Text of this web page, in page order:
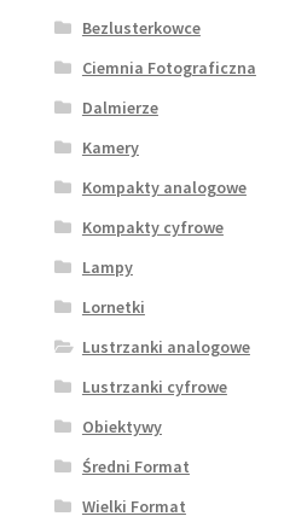
Bezlusterkowce
Ciemnia Fotograficzna
Dalmierze
Kamery
Kompakty analogowe
Kompakty cyfrowe
Lampy
Lornetki
Lustrzanki analogowe
Lustrzanki cyfrowe
Obiektywy
Średni Format
Wielki Format